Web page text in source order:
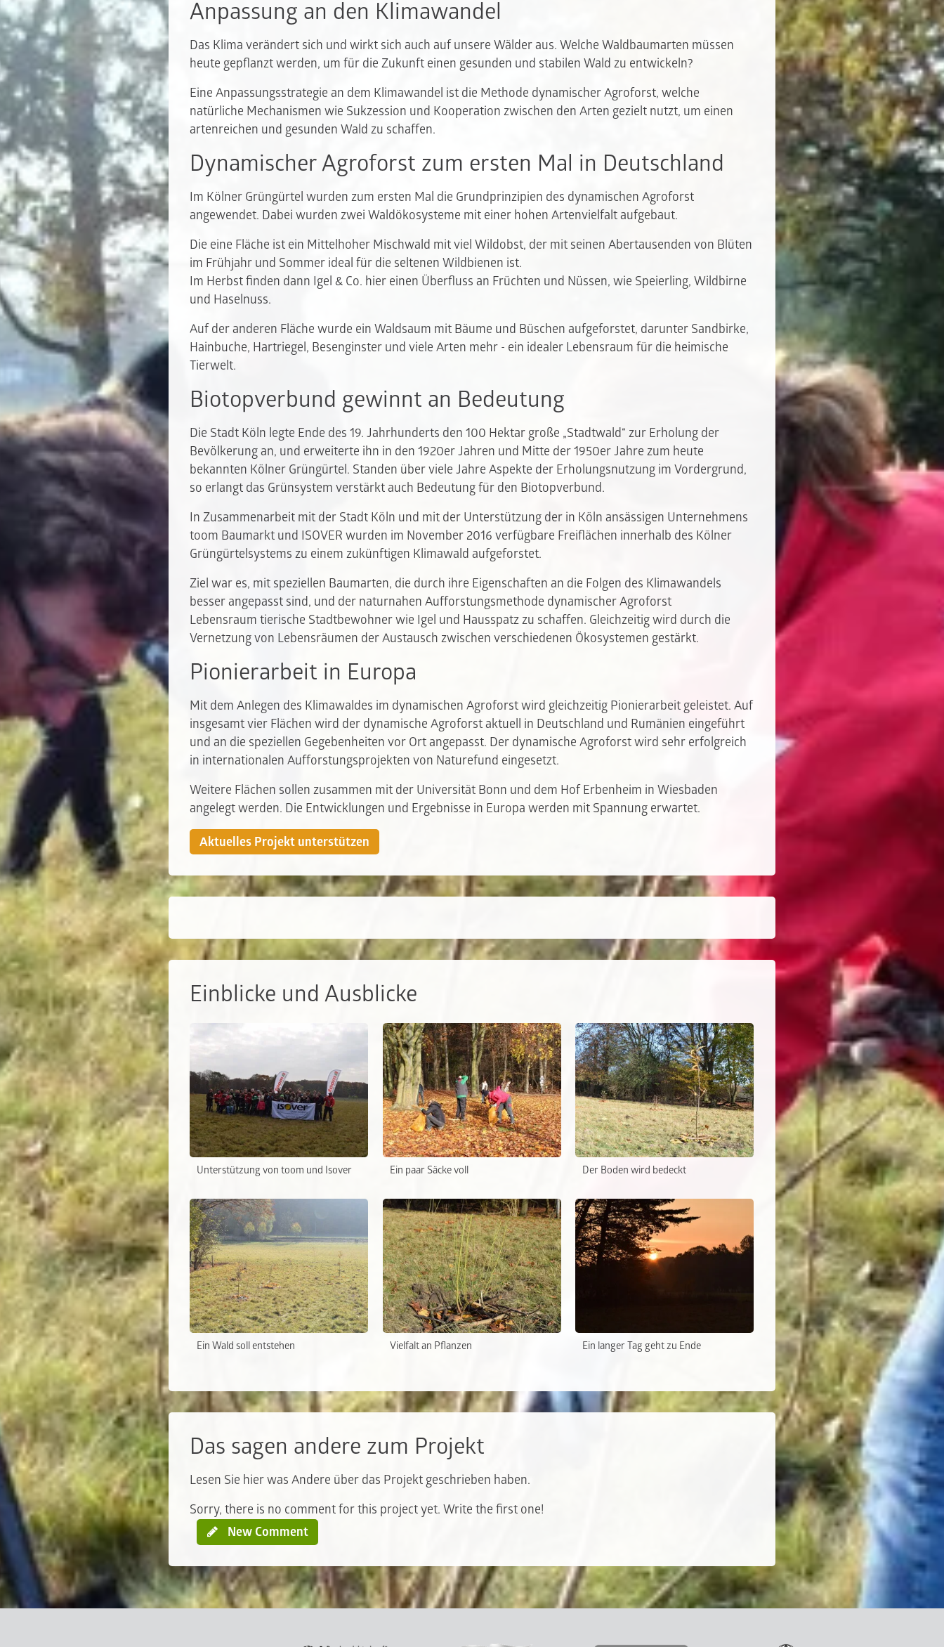
Anpassung an den Klimawandel
Das Klima verändert sich und wirkt sich auch auf unsere Wälder aus. Welche Waldbaumarten müssen
heute gepflanzt werden, um für die Zukunft einen gesunden und stabilen Wald zu entwickeln?
Eine Anpassungsstrategie an dem Klimawandel ist die Methode dynamischer Agroforst, welche
natürliche Mechanismen wie Sukzession und Kooperation zwischen den Arten gezielt nutzt, um einen
artenreichen und gesunden Wald zu schaffen.
Dynamischer Agroforst zum ersten Mal in Deutschland
Im Kölner Grüngürtel wurden zum ersten Mal die Grundprinzipien des dynamischen Agroforst
angewendet. Dabei wurden zwei Waldökosysteme mit einer hohen Artenvielfalt aufgebaut.
Die eine Fläche ist ein Mittelhoher Mischwald mit viel Wildobst, der mit seinen Abertausenden von Blüten
im Frühjahr und Sommer ideal für die seltenen Wildbienen ist.
Im Herbst finden dann Igel & Co. hier einen Überfluss an Früchten und Nüssen, wie Speierling, Wildbirne
und Haselnuss.
Auf der anderen Fläche wurde ein Waldsaum mit Bäume und Büschen aufgeforstet, darunter Sandbirke,
Hainbuche, Hartriegel, Besenginster und viele Arten mehr - ein idealer Lebensraum für die heimische
Tierwelt.
Biotopverbund gewinnt an Bedeutung
Die Stadt Köln legte Ende des 19. Jahrhunderts den 100 Hektar große „Stadtwald“ zur Erholung der
Bevölkerung an, und erweiterte ihn in den 1920er Jahren und Mitte der 1950er Jahre zum heute
bekannten Kölner Grüngürtel. Standen über viele Jahre Aspekte der Erholungsnutzung im Vordergrund,
so erlangt das Grünsystem verstärkt auch Bedeutung für den Biotopverbund.
In Zusammenarbeit mit der Stadt Köln und mit der Unterstützung der in Köln ansässigen Unternehmens
toom Baumarkt und ISOVER wurden im November 2016 verfügbare Freiflächen innerhalb des Kölner
Grüngürtelsystems zu einem zukünftigen Klimawald aufgeforstet.
Ziel war es, mit speziellen Baumarten, die durch ihre Eigenschaften an die Folgen des Klimawandels
besser angepasst sind, und der naturnahen Aufforstungsmethode dynamischer Agroforst
Lebensraum tierische Stadtbewohner wie Igel und Hausspatz zu schaffen. Gleichzeitig wird durch die
Vernetzung von Lebensräumen der Austausch zwischen verschiedenen Ökosystemen gestärkt.
Pionierarbeit in Europa
Mit dem Anlegen des Klimawaldes im dynamischen Agroforst wird gleichzeitig Pionierarbeit geleistet. Auf
insgesamt vier Flächen wird der dynamische Agroforst aktuell in Deutschland und Rumänien eingeführt
und an die speziellen Gegebenheiten vor Ort angepasst. Der dynamische Agroforst wird sehr erfolgreich
in internationalen Aufforstungsprojekten von Naturefund eingesetzt.
Weitere Flächen sollen zusammen mit der Universität Bonn und dem Hof Erbenheim in Wiesbaden
angelegt werden. Die Entwicklungen und Ergebnisse in Europa werden mit Spannung erwartet.
Aktuelles Projekt unterstützen
Einblicke und Ausblicke
Unterstützung von toom und Isover Ein paar Säcke voll Der Boden wird bedeckt
Ein Wald soll entstehen Vielfalt an Pflanzen Ein langer Tag geht zu Ende
Das sagen andere zum Projekt
Lesen Sie hier was Andere über das Projekt geschrieben haben.
Sorry, there is no comment for this project yet. Write the first one!
New Comment